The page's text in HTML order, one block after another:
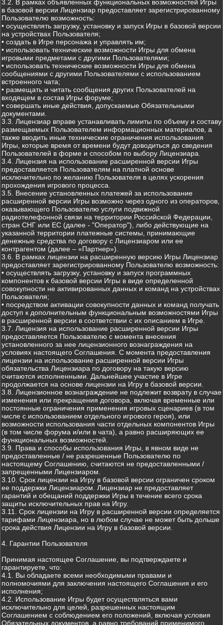
3.2. В рамках объявленных функциональных возможностей Игры
в базовой версии Лицензиар предоставляет зарегистрированному
Пользователю возможность:
• осуществлять загрузку, установку и запуск Игры в базовой версии
на устройствах Пользователя;
• создать в Игре персонажа и управлять им;
• использовать технические возможности Игры для обмена
игровыми предметами с другими Пользователями;
• использовать технические возможности Игры для обмена
сообщениями с другими Пользователями с использованием
встроенного чата;
• размещать и читать сообщения других Пользователей на
входящем в состав Игры форуме;
• совершать иные действия, допускаемые Обязательными
документами.
3.3. Лицензиар вправе устанавливать лимиты по объему и составу
размещаемых Пользователем информационных материалов, а
также вводить иные технические ограничения использования
Игры, которые время от времени будут доводиться до сведения
Пользователей в форме и способом по выбору Лицензиара.
3.4. Лицензия на использование расширенной версии Игры
предоставляется Пользователям на платной основе
исключительно по желанию Пользователя в целях ускорения
прохождения игрового процесса.
3.5. Внесение установленных платежей за использование
расширенной версии Игры возможно через одного из операторов,
оказывающего Пользователю услуги подвижной
радиотелефонной связи на территории Российской Федерации,
стран СНГ или ЕС (далее - "Оператор"), либо действующие на
указанной территории платежные системы, принимающие
денежные средства по договору с Лицензиаром или ее
контрагентом (далее – «Партнер»).
3.6. В рамках лицензии на расширенную версию Игры Лицензиар
предоставляет зарегистрированному Пользователю возможность:
• осуществлять загрузку, установку и запуск программных
компонентов к базовой версии Игры в виде определенной
совокупности не активированных данных и команд на устройствах
Пользователя;
• посредством активации совокупности данных и команд получать
доступ к дополнительным функциональным возможностями Игры
в расширенной версии в соответствии с их описанием в Игре.
3.7. Лицензия на использование расширенной версии Игры
предоставляется Пользователю с момента внесения
установленного за нее лицензионного вознаграждения на
условиях настоящего Соглашения. С момента предоставления
лицензии на использование расширенной версии Игры
обязательства Лицензиара по договору на такую версию
считаются исполненными. Дальнейшее участие в Игре
продолжается на основе лицензии на Игру в базовой версии.
3.8. Лицензионное вознаграждение не подлежит возврату в случае
изменения или прекращения договора, включая временные или
постоянные ограничения применения игровых сценариев (в том
числе с использованием отдельного игрового героя), или
возможности использования части отдельных компонентов Игры
(в том числе форума и/или в чата), а равно расширяющих ее
функциональных возможностей.
3.9. Права и способы использования Игры, в явном виде не
предоставленные / не разрешенные Пользователю по
настоящему Соглашению, считаются не предоставленными /
запрещенными Лицензиаром.
3.10. Срок лицензии на Игру в базовой версии ограничен сроком
ее поддержки Лицензиаром. Лицензиар не предоставляет
гарантий и обещаний поддержки Игры в течение всего срока
защиты исключительных прав на Игру.
3.11. Срок лицензии на Игру в расширенной версии определяется
тарифами Лицензиара, но в любом случае не может быть дольше
срока действия Лицензии на Игру в базовой версии.
4. Гарантии Пользователя
Принимая настоящее Соглашение, вы подтверждаете и
гарантируете, что:
4.1. Вы обладаете всеми необходимыми правами и
полномочиями для заключения настоящего Соглашения и его
исполнения;
4.2. Использование Игры будет осуществляться вами
исключительно для целей, разрешенных настоящим
Соглашением с соблюдением его положений, включая условия
Обязательных документов, а равно требований применимого